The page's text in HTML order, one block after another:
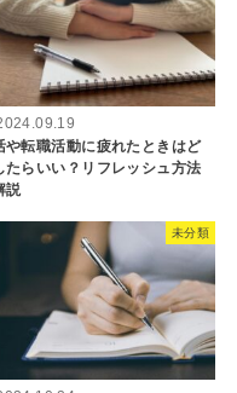
や転職活動に疲れたときはど
たらいい？リフレッシュ方法
説
未分類